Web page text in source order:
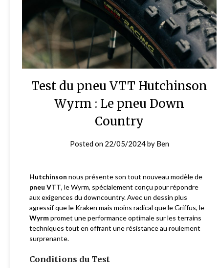
Test du pneu VTT Hutchinson
Wyrm : Le pneu Down
Country
Posted on 22/05/2024by Ben
Hutchinson nous présente son tout nouveau modèle de
pneu VTT, le Wyrm, spécialement conçu pour répondre
aux exigences du downcountry. Avec un dessin plus
agressif que le Kraken mais moins radical que le Griffus, le
Wyrmpromet une performance optimale sur les terrains
techniques tout en offrant une résistance au roulement
surprenante.
Conditions du Test